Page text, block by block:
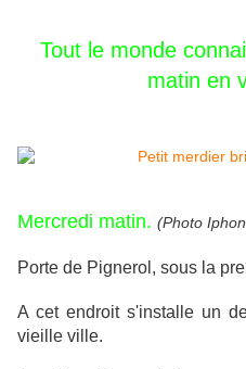
Tout le monde
matin en
Mercredi matin. (Photo
Porte de Pignerol, sous la
A cet endroit s'installe un
vieille ville.